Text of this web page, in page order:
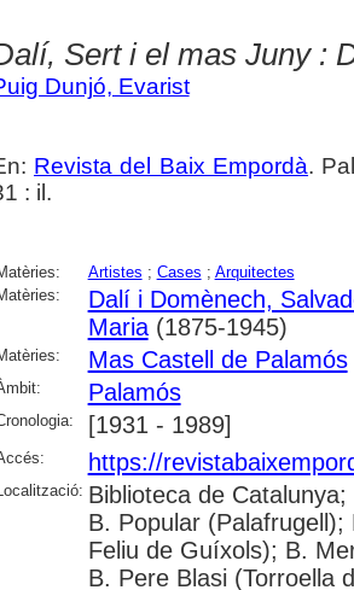
Sert i el mas Juny :
Dunjó, Evarist
Revista del Baix Empordà.
: il.
Artistes ; Cases ; Arquitectes
Dalí i Domènech,
Maria(1875-1945)
Mas Castell de Palamós
Palamós
[1931 - 1989]
https://
Biblioteca de
B. Popular
Feliu de Guíxols); B.
B. Pere Blasi (Torroella